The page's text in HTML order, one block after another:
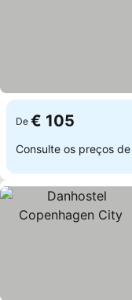
De € 105
Consulte os preços de